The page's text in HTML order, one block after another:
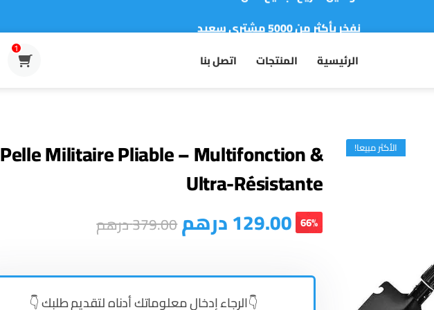
نفخر بأكثر من 5000 مشتري سعيد
الرئيسية المنتجات اتصل بنا
1
الأكثر مبيعا!
Pelle Militaire Pliable – Multifonction &
Ultra-Résistante
129.00درهم379.00درهم 66%
👇الرجاء إدخال معلوماتك أدناه لتقديم طلبك 👇